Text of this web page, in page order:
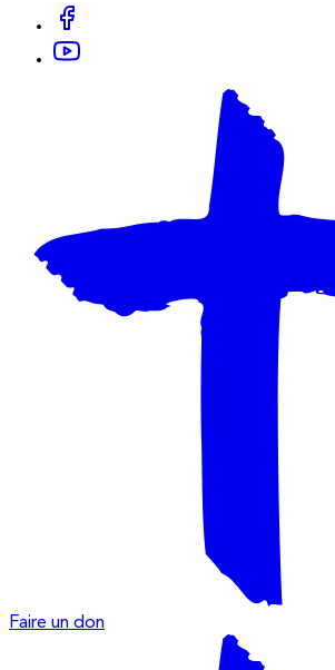
Faire un don